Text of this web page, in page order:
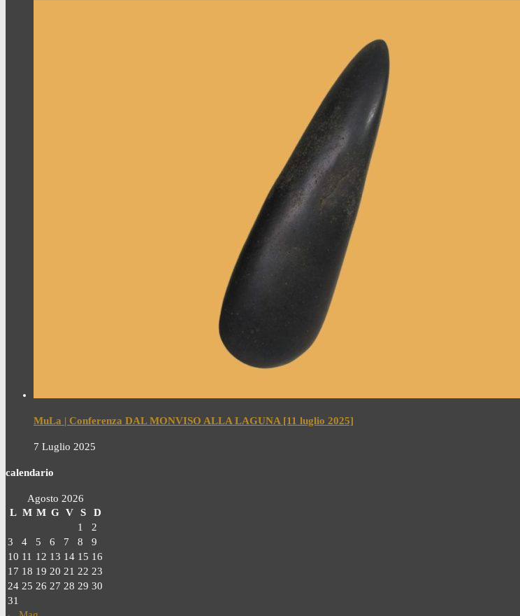
MuLa | Conferenza DAL MONVISO ALLA LAGUNA [11 luglio 2025]
7 Luglio 2025
calendario
Agosto 2026
L M M G V S
D
1
2
3
4 5 6 7 8
9
10 11 12 13 14 15 16
17 18 19 20 21 22 23
24 25 26 27 28 29 30
31